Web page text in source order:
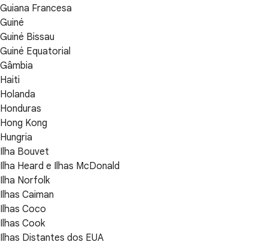
Guiana Francesa
Guiné
Guiné Bissau
Guiné Equatorial
Gâmbia
Haiti
Holanda
Honduras
Hong Kong
Hungria
Ilha Bouvet
Ilha Heard e Ilhas McDonald
Ilha Norfolk
Ilhas Caiman
Ilhas Coco
Ilhas Cook
Ilhas Distantes dos EUA